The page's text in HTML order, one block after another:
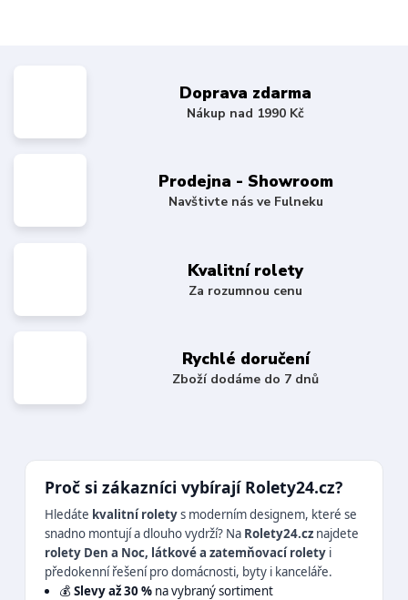
Doprava zdarma
Nákup nad 1990 Kč
Prodejna - Showroom
Navštivte nás ve Fulneku
Kvalitní rolety
Za rozumnou cenu
Rychlé doručení
Zboží dodáme do 7 dnů
Proč si zákazníci vybírají Rolety24.cz?
Hledáte kvalitní roletys moderním designem, které se
snadno montují a dlouho vydrží? Na Rolety24.cz najdete
rolety Den a Noc, látkové a zatemňovací rolety i
předokenní řešení pro domácnosti, byty i kanceláře.
💰 Slevy až 30 %na vybraný sortiment